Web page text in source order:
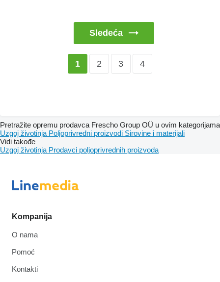
Sledeća
1 2 3 4
Pretražite opremu prodavca Frescho Group OÜ u ovim kategorijama
Uzgoj životinja Poljoprivredni proizvodi Sirovine i materijali
Vidi takođe
Uzgoj životinja Prodavci poljoprivrednih proizvoda
Kompanija
O nama
Pomoć
Kontakti